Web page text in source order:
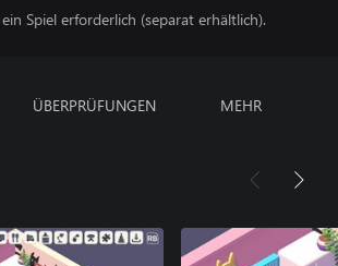
Spiel erforderlich (separat erhältlich).
ÜBERPRÜFUNGEN MEHR